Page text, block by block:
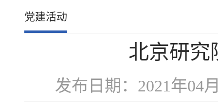
党建活动
北京研究
发布日期：2021年